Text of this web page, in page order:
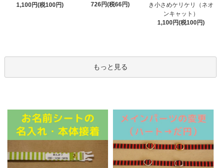
1,100円(税100円)
726円(税66円)
き小さめケリケリ（ネオ
ンキャット）
1,100円(税100円)
もっと見る